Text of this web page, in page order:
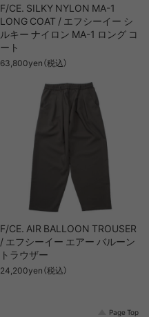
F/CE. SILKY NYLON MA-1
LONG COAT / エフシーイー シ
ルキー ナイロン MA-1 ロング コ
ート
63,800yen（税込）
F/CE. AIR BALLOON TROUSER
/ エフシーイー エアー バルーン
トラウザー
24,200yen（税込）
Page Top